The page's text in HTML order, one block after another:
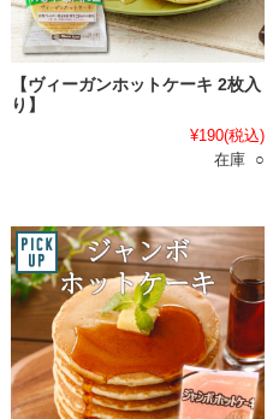
【ヴィーガンホットケーキ 2枚入
り】
¥190(税込)
在庫 ○